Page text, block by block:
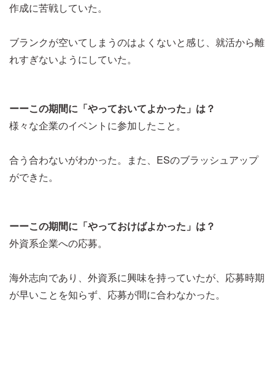
作成に苦戦していた。
ブランクが空いてしまうのはよくないと感じ、就活から離
れすぎないようにしていた。
ーーこの期間に「やっておいてよかった」は？
様々な企業のイベントに参加したこと。
合う合わないがわかった。また、ESのブラッシュアップ
ができた。
ーーこの期間に「やっておけばよかった」は？
外資系企業への応募。
海外志向であり、外資系に興味を持っていたが、応募時期
が早いことを知らず、応募が間に合わなかった。